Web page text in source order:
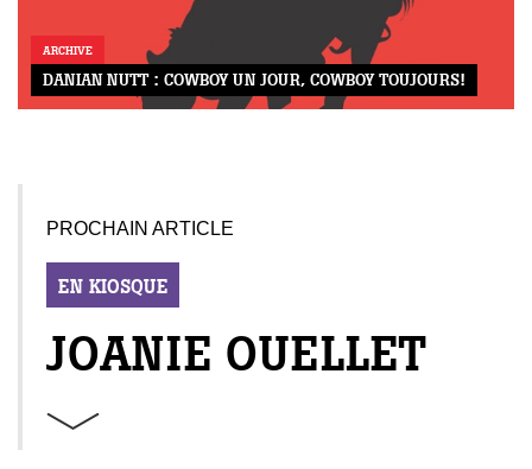
ARCHIVE
DANIAN NUTT : COWBOY UN JOUR, COWBOY TOUJOURS!
PROCHAIN ARTICLE
EN KIOSQUE
JOANIE OUELLET